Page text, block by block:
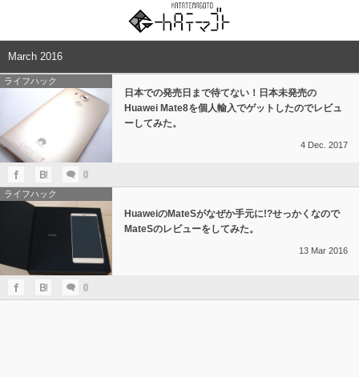
March 2016
ライフハック
日本での発売日まで待てない！日本未発売の
Huawei Mate8を個人輸入でゲットしたのでレビュ
ーしてみた。
4 Dec. 2017
0
ライフハック
HuaweiのMateSがなぜか手元に!?せっかくなので
MateSのレビューをしてみた。
13 Mar 2016
0